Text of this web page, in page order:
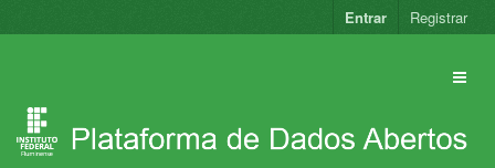
para
Entrar Registrar